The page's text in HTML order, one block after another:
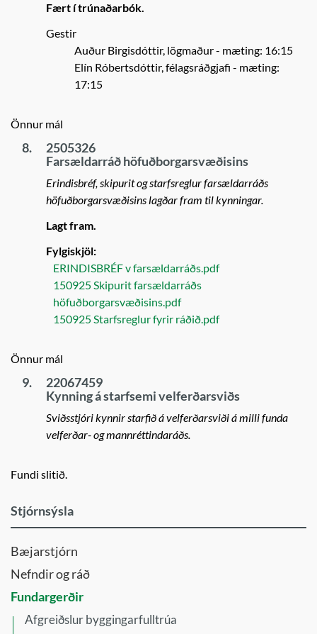
Fært í trúnaðarbók.
Gestir
Auður Birgisdóttir, lögmaður- mæting: 16:15
Elín Róbertsdóttir, félagsráðgjafi - mæting:
17:15
Önnur mál
8.
2505326
Farsældarráð höfuðborgarsvæðisins
Erindisbréf, skipurit og starfsreglur farsældarráðs
höfuðborgarsvæðisins lagðar fram til kynningar.
Lagt fram.
Fylgiskjöl:
ERINDISBRÉF v farsældarráðs.pdf
150925 Skipurit farsældarráðs
höfuðborgarsvæðisins.pdf
150925 Starfsreglur fyrir ráðið.pdf
Önnur mál
9.
22067459
Kynning á starfsemi velferðarsviðs
Sviðsstjóri kynnir starfið á velferðarsviði á milli funda
velferðar- og mannréttindaráðs.
Fundi slitið.
Stjórnsýsla
Bæjarstjórn
Nefndir og ráð
Fundargerðir
Afgreiðslur byggingarfulltrúa